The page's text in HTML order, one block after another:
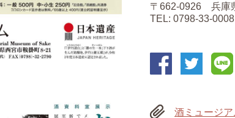
〒662-0926 兵庫
TEL: 0798-33-0008
酒ミュージ